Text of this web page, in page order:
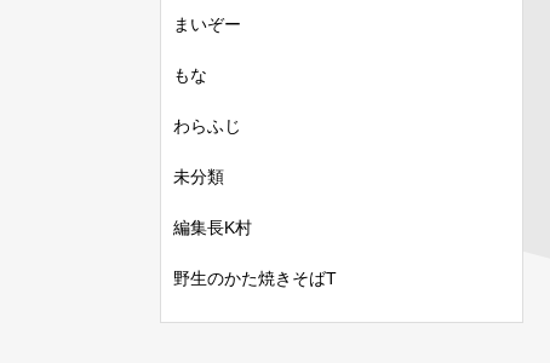
まいぞー
もな
わらふじ
未分類
編集長K村
野生のかた焼きそばT